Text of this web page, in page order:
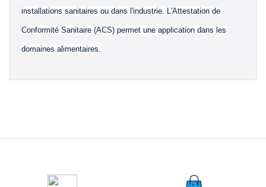
installations sanitaires ou dans l'industrie. L'Attestation de
Conformité Sanitaire (ACS) permet une application dans les
domaines alimentaires.